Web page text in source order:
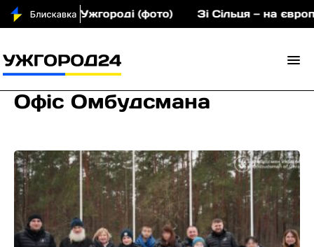
(фото) Зі Сільця — на європейський
Офіс Омбудсмана